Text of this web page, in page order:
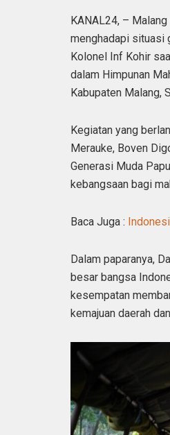
KANAL24, –
menghadapi situasi
Kolonel Inf Kohir
dalam Himpunan
Kabupaten Malang,
Kegiatan yang
Merauke, Boven
Generasi Muda
kebangsaan bagi
Baca Juga :
Dalam paparanya,
besar bangsa
kesempatan
kemajuan daerah